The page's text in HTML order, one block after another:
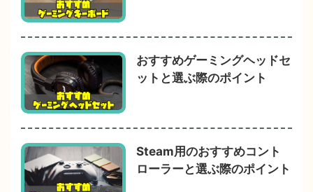
おすすめゲーミングヘッドセ
ットと選ぶ際のポイント
Steam用のおすすめコント
ローラーと選ぶ際のポイント